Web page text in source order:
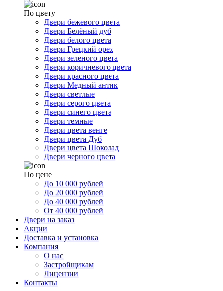
По цвету
Двери бежевого цвета
Двери Белёный дуб
Двери белого цвета
Двери Грецкий орех
Двери зеленого цвета
Двери коричневого цвета
Двери красного цвета
Двери Медный антик
Двери светлые
Двери серого цвета
Двери синего цвета
Двери темные
Двери цвета венге
Двери цвета Дуб
Двери цвета Шоколад
Двери черного цвета
По цене
До 10 000 рублей
До 20 000 рублей
До 40 000 рублей
От 40 000 рублей
Двери на заказ
Акции
Доставка и установка
Компания
О нас
Застройщикам
Лицензии
Контакты